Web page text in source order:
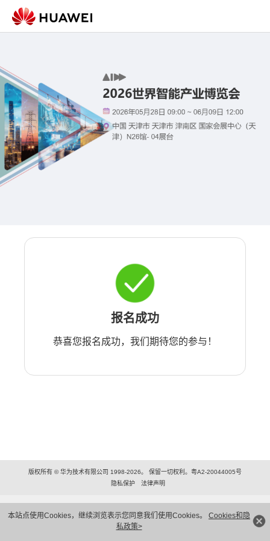
本站点使用Cookies，继续浏览表示您同意我们使用Cookies。 Cookies和隐
私政策>
报名成功
恭喜您报名成功，我们期待您的参与！
版权所有 © 华为技术有限公司 1998-2026。 保留一切权利。粤A2-20044005号
隐私保护
法律声明